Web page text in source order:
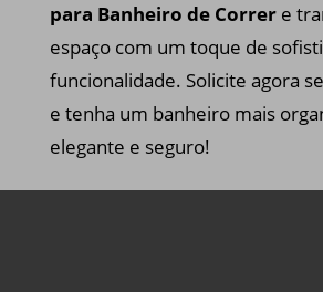
para Banheiro de Correre
espaço com um toque de
funcionalidade. Solicite agora
e tenha um banheiro mais
elegante e seguro!